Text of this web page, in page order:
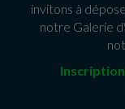
invitons à
notre Galerie